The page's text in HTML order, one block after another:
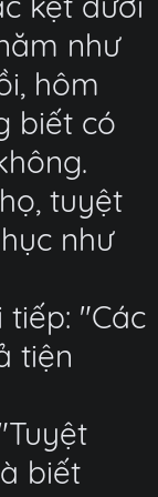
như
hôm
biết có
tuyệt
như
"Các
tiện
biết